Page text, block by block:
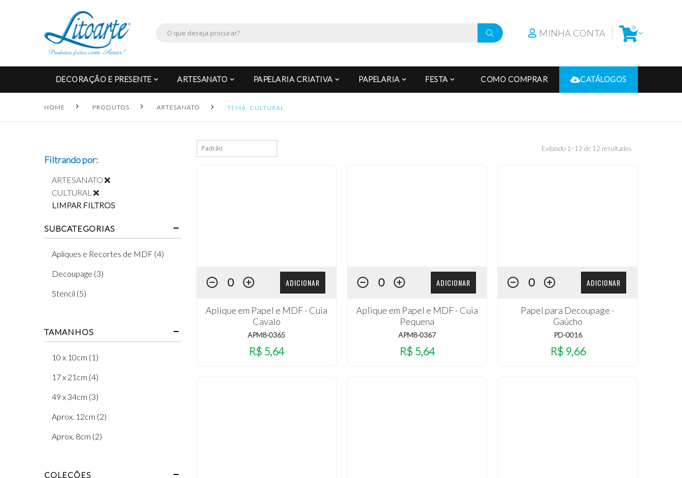
MINHA CONTA 0
DECORAÇÃO E PRESENTE ARTESANATO PAPELARIA CRIATIVA PAPELARIA FESTA COMO COMPRAR CATÁLOGOS
HOME PRODUTOS ARTESANATO TEMA: CULTURAL
Exibindo 1–12 de 12 resultados
ADICIONAR
Aplique em Papel e MDF - Cuia
Cavalo
APM8-0365
R$ 5,64
ADICIONAR
Aplique em Papel e MDF - Cuia
Pequena
APM8-0367
R$ 5,64
ADICIONAR
Papel para Decoupage -
Gaúcho
PD-0016
R$ 9,66
Filtrando por:
ARTESANATO
CULTURAL
LIMPAR FILTROS
SUBCATEGORIAS
Apliques e Recortes de MDF (4)
Decoupage (3)
Stencil (5)
TAMANHOS
10 x 10cm (1)
17 x 21cm (4)
49 x 34cm (3)
Aprox. 12cm (2)
Aprox. 8cm (2)
COLEÇÕES